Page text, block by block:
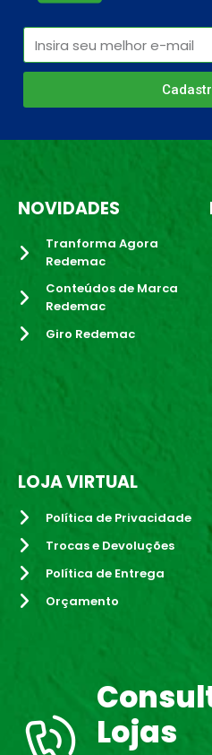
NOVIDADES
Tranforma Agora
Redemac
Conteúdos de Marca
Redemac
Giro Redemac
LOJA VIRTUAL
Política de Privacidade
Trocas e Devoluções
Política de Entrega
Orçamento
Lojas